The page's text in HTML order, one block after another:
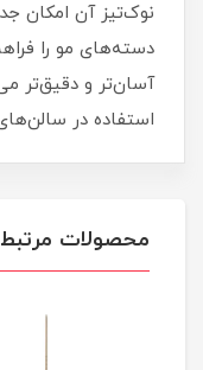
نوک‌تیز آن امکان
دسته‌های مو را
آسان‌تر و دقیق‌تر
استفاده در
محصولات مرتبط